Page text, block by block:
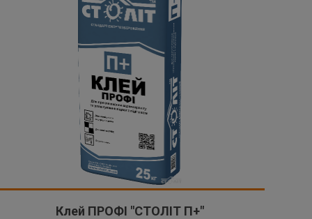
Клей ПРОФІ "СТОЛІТ П+"